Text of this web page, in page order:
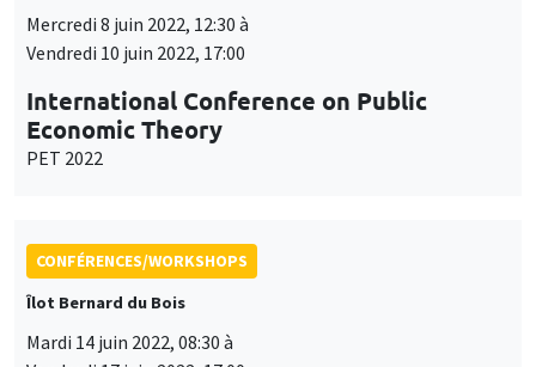
Mercredi 8 juin 2022, 12:30 à
Vendredi 10 juin 2022, 17:00
International Conference on Public
Economic Theory
PET 2022
CONFÉRENCES/WORKSHOPS
Îlot Bernard du Bois
Mardi 14 juin 2022, 08:30 à